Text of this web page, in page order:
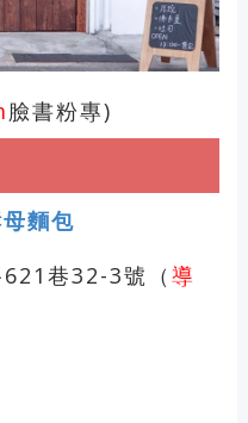
臉書粉專)
麵包
巷32-3號（ 導